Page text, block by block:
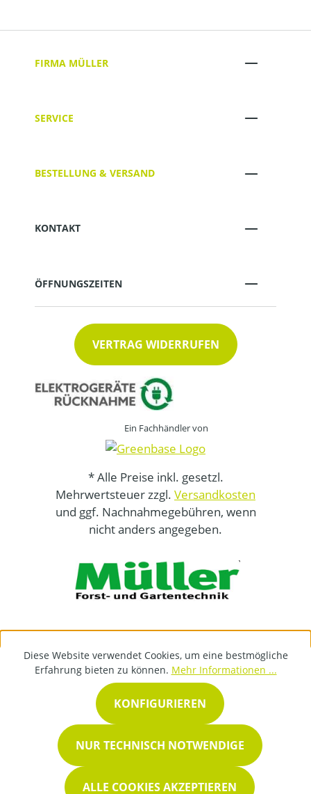
FIRMA MÜLLER
SERVICE
BESTELLUNG & VERSAND
KONTAKT
ÖFFNUNGSZEITEN
VERTRAG WIDERRUFEN
Ein Fachhändler von
* Alle Preise inkl. gesetzl.
Mehrwertsteuer zzgl. Versandkosten
und ggf. Nachnahmegebühren, wenn
nicht anders angegeben.
Diese Website verwendet Cookies, um eine bestmögliche
Erfahrung bieten zu können. Mehr Informationen ...
NUR TECHNISCH NOTWENDIGE
KONFIGURIEREN
ALLE COOKIES AKZEPTIEREN